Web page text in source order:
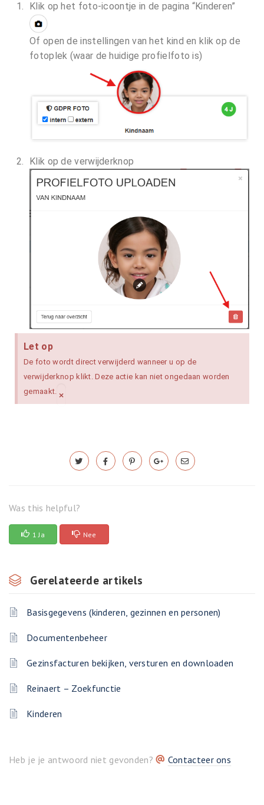
Klik op het foto-icoontje in de pagina “Kinderen”
Of open de instellingen van het kind en klik op de
fotoplek (waar de huidige profielfoto is)
Klik op de verwijderknop
Let op
De foto wordt direct verwijderd wanneer u op de
verwijderknop klikt. Deze actie kan niet ongedaan worden
gemaakt. ×
Was this helpful?
1 Ja Nee
Gerelateerde artikels
Basisgegevens (kinderen, gezinnen en personen)
Documentenbeheer
Gezinsfacturen bekijken, versturen en downloaden
Reinaert – Zoekfunctie
Kinderen
Heb je je antwoord niet gevonden? Contacteer ons